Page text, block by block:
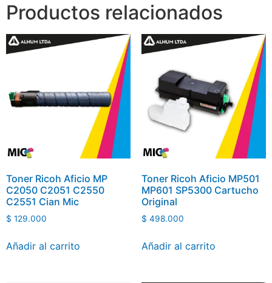
Productos relacionados
Toner Ricoh Aficio MP
C2050 C2051 C2550
C2551 Cian Mic
$ 129.000
Añadir al carrito
Toner Ricoh Aficio MP501
MP601 SP5300 Cartucho
Original
$ 498.000
Añadir al carrito